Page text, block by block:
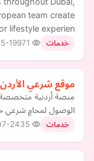
team create
lifestyle experien…
خدمات 19
موقع شرعي الأردن
منصة أردنية متخصصة
الوصول لمحامٍ شرعي
خدمات 24